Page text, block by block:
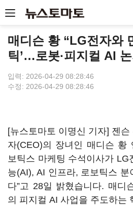
매디슨 황 “LG전자와
틱’…로봇·피지컬 AI
입력: 2026-04-29 08:28:46
수정: 2026-04-29 08:28:46
[뉴스토마토 이명신 기자] 젠
자(CEO)의 장녀인 매디슨 황
보틱스 마케팅 수석이사가 LG
능(AI), AI 인프라, 로보틱스 분
다”고 28일 밝혔습니다. 매디
의 피지컬 AI 사업을 주도하는